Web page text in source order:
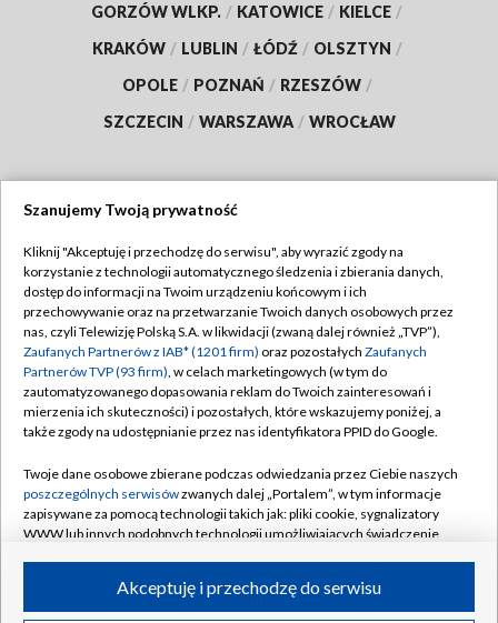
GORZÓW WLKP. / KATOWICE / KIELCE /
KRAKÓW / LUBLIN / ŁÓDŹ / OLSZTYN /
OPOLE / POZNAŃ / RZESZÓW /
SZCZECIN / WARSZAWA / WROCŁAW
TVP
Abonament TVP
Emisja w TVP
Centrum informacji TVP
Naziemna Telewizja Cyfrowa
Rada Programowa
System NOS
Informacje o nadawcy
Program dla prasy
Regulamin TVP
Polityka prywatności
Moje zgody
Pomoc
Kontakt
Kanały
Szanujemy Twoją prywatność
Kliknij "Akceptuję i przechodzę do serwisu", aby wyrazić zgody na
korzystanie z technologii automatycznego śledzenia i zbierania danych,
dostęp do informacji na Twoim urządzeniu końcowym i ich
przechowywanie oraz na przetwarzanie Twoich danych osobowych przez
nas, czyli Telewizję Polską S.A. w likwidacji (zwaną dalej również „TVP”),
Zaufanych Partnerów z IAB* (1201 firm) oraz pozostałych Zaufanych
Partnerów TVP (93 firm), w celach marketingowych (w tym do
zautomatyzowanego dopasowania reklam do Twoich zainteresowań i
mierzenia ich skuteczności) i pozostałych, które wskazujemy poniżej, a
także zgody na udostępnianie przez nas identyfikatora PPID do Google.
Twoje dane osobowe zbierane podczas odwiedzania przez Ciebie naszych
poszczególnych serwisówzwanych dalej „Portalem”, w tym informacje
zapisywane za pomocą technologii takich jak: pliki cookie, sygnalizatory
WWW lub innych podobnych technologii umożliwiających świadczenie
ruchu w Internecie.Akceptuję i przechodzę do serwisu